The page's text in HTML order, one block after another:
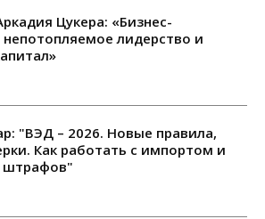
Цукера: «Бизнес-
лидерство и
"ВЭД – 2026. Новые правила,
Как работать с импортом и
штрафов"